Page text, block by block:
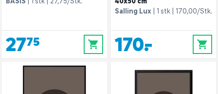
27,75 0
Salling Lux
1 stk 170,00/Stk.
170,- 0